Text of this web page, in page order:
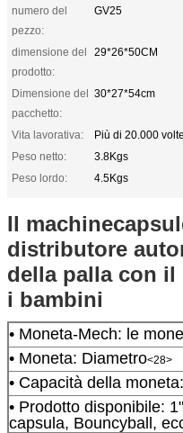
numero del
pezzo:
GV25
dimensione del
prodotto:
29*26*50CM
Dimensione del
pacchetto:
30*27*54cm
Vita lavorativa:
Più di 20.000 volte
Peso netto:
3.8Kgs
Peso lordo:
4.5Kgs
Il
distributore
della palla con
i bambini
• Moneta-Mech: le
• Moneta: Diametro<28>
• Capacità della
• Prodotto disponibile:
capsula, Bouncyball,